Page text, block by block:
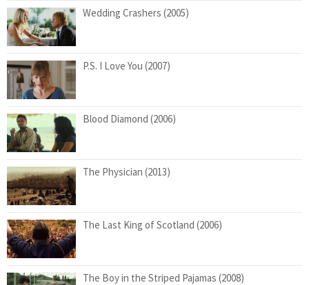
Wedding Crashers (2005)
P.S. I Love You (2007)
Blood Diamond (2006)
The Physician (2013)
The Last King of Scotland (2006)
The Boy in the Striped Pajamas (2008)